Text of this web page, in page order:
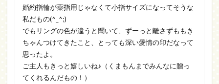
婚約指輪が薬指用じゃなくて小指サイズになってそうな
私だもの(^_^;)
でもリングの色が違うと聞いて、ずーっと離さずももき
ちゃんつけてきたこと、とっても深い愛情の印だなって
思ったよ。
ご主人もきっと嬉しいね♪（くまもんまでみんなに贈っ
てくれるんだもの！）